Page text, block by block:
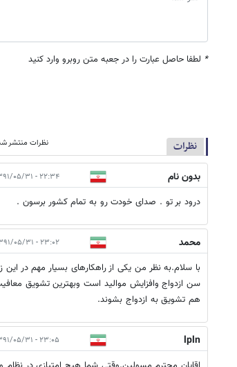
* لطفا حاصل عبارت را در جعبه متن روبرو وارد کنید
نظرات نظرات منتشر
بدون نام ۲۲:۳۴ - ۱۳۹۱/۰۵/۳۱
درود بر تو . صدای خودت رو به تمام کشور برسون .
محمد ۲۳:۰۲ - ۱۳۹۱/۰۵/۳۱
با سلام.به نظر من یکی از راهکارهای بسیار مهم در این
سن ازدواج وافزایش موالید است وبهترین تشویق
هم تشویق به ازدواج بشوند.
lpln ۲۳:۰۵ - ۱۳۹۱/۰۵/۳۱